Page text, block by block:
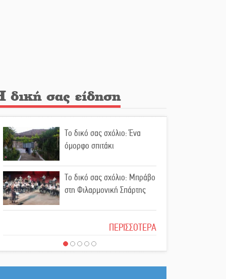
Εκδηλώσεις-δράσεις-
προθεσμίες στη Λακωνία
(ΣΥΝΕΧΗΣ ΑΝΑΝΕΩΣΗ)
Ποδοσφαιρικό αντάμωμα για
τους Κοκκινοραχίτες
Μάχης συνέχεια των 310 για
τη Λαϊκή Σπάρτης
Στον τελικό του
Πρωταθλήματος Ελλάδας
Beach Soccer ο Π.
Μαρτσούκος
δική σας είδηση
Το δικό σας σχόλιο: Ένα
όμορφο σπιτάκι
Το δικό σας σχόλιο: Μπράβο
στη Φιλαρμονική Σπάρτης
Το δικό σας σχόλιο: Σύντομη
απάντηση σε διθυράμβους
για το παλαιό Δικαστικό
ΠΕΡΙΣΣΟΤΕΡΑ